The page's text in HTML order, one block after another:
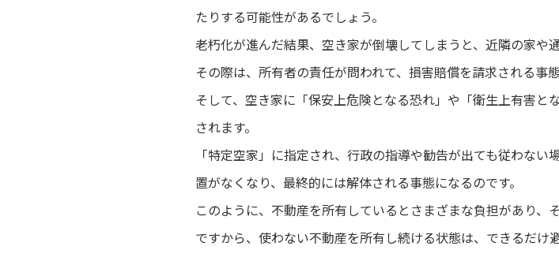
たりする可能性があるでしょう。
老朽化が進んだ結果、空き家が倒壊してしまうと、近隣の家や
その際は、所有者の責任が問われて、損害賠償を請求される事
そして、空き家に「保安上危険となる恐れ」や「衛生上有害
されます。
「特定空家」に指定され、行政の指導や勧告が出ても従わな
置がなくなり、最終的には解体される事態になるのです。
このように、不動産を所有しているとさまざまな負担があり、
ですから、使わない不動産を所有し続ける状態は、できるだけ